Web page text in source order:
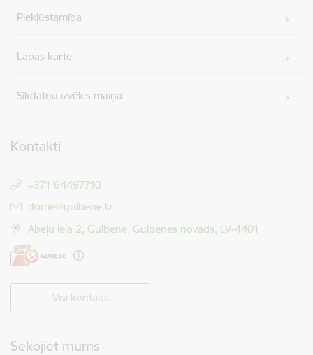
Piekļūstamība
Lapas karte
Sīkdatņu izvēles maiņa
Kontakti
+371 64497710
E-pasts:
dome@gulbene.lv
Ābeļu iela 2, Gulbene, Gulbenes novads, LV-4401
Visi kontakti
Sekojiet mums